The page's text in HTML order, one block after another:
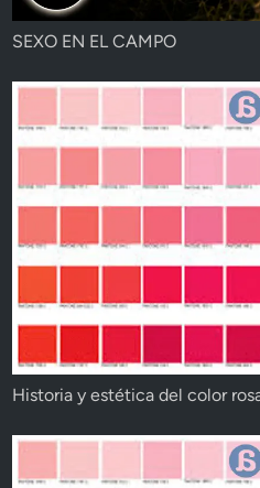
SEXO EN EL CAMPO
Historia y estética del color